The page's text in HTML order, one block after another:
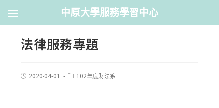
法律服務專題
2020-04-01 102年度財法系
中原大學服務學習中心